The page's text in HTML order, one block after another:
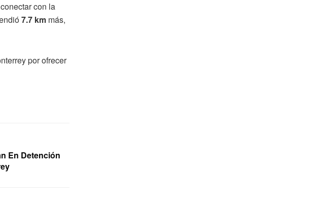
con la
7.7 km más,
por ofrecer
En Detención